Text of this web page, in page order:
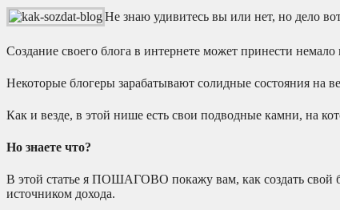
Не знаю удивитесь вы или нет, но дело
Создание своего блога в интернете может принести немало
Некоторые блогеры зарабатывают солидные состояния на
Как и везде, в этой нише есть свои подводные камни, на
Но знаете что?
В этой статье я ПОШАГОВО покажу вам, как создать
источником дохода.